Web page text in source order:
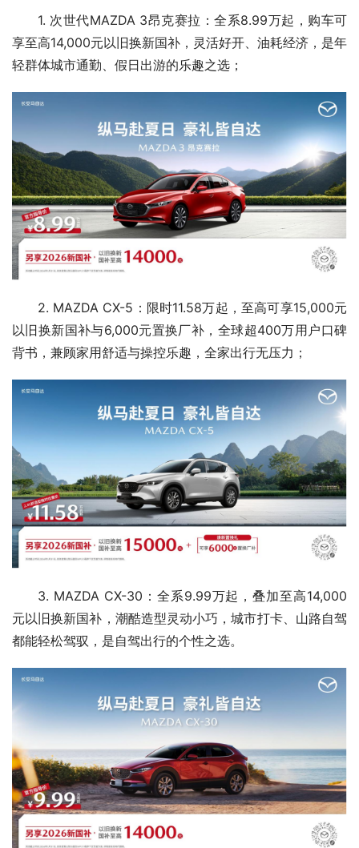
1. 次世代MAZDA 3昂克赛拉：全系8.99万起，购车可
享至高14,000元以旧换新国补，灵活好开、油耗经济，是年
轻群体城市通勤、假日出游的乐趣之选；
2. MAZDA CX-5：限时11.58万起，至高可享15,000元
以旧换新国补与6,000元置换厂补，全球超400万用户口碑
背书，兼顾家用舒适与操控乐趣，全家出行无压力；
3. MAZDA CX-30：全系9.99万起，叠加至高14,000
元以旧换新国补，潮酷造型灵动小巧，城市打卡、山路自驾
都能轻松驾驭，是自驾出行的个性之选。